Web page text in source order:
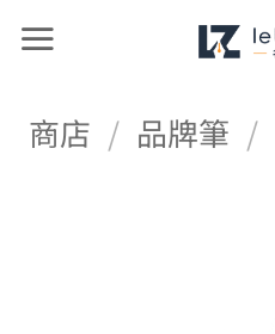
商店 / 品牌筆 /